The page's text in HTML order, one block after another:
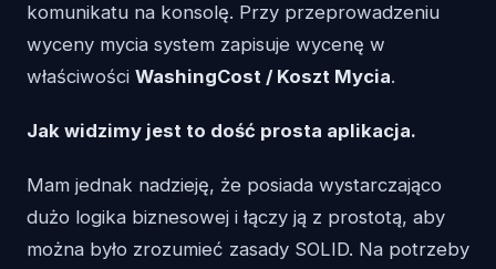
komunikatu na konsolę. Przy przeprowadzeniu
wyceny mycia system zapisuje wycenę w
właściwości WashingCost / Koszt Mycia.
Jak widzimy jest to dość prosta aplikacja.
Mam jednak nadzieję, że posiada wystarczająco
dużo logika biznesowej i łączy ją z prostotą, aby
można było zrozumieć zasady SOLID. Na potrzeby